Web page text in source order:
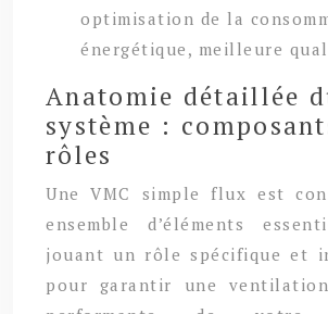
optimisation de la
énergétique, meilleure
Anatomie détaillée
système :
rôles
Une VMC simple flux est
ensemble d’éléments
jouant un rôle spécifique et
pour garantir une